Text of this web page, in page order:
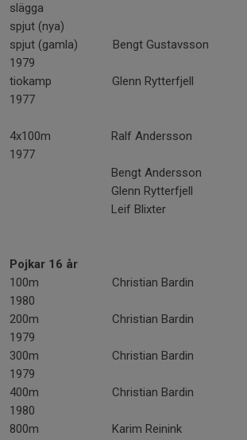
slägga
spjut (nya)
spjut (gamla) Bengt
1979
tiokamp Glenn
1977
4x100m Ralf
1977
Bengt
Glenn
Leif Blixter
Pojkar 16 år
100m Christian
1980
200m Christian Bardin
1979
300m Christian
1979
400m Christian
1980
800m Karim Reinink